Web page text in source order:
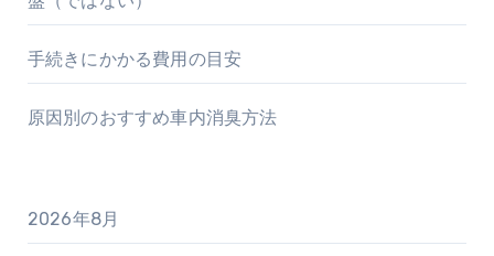
手続きにかかる費用の目安
原因別のおすすめ車内消臭方法
2026年8月